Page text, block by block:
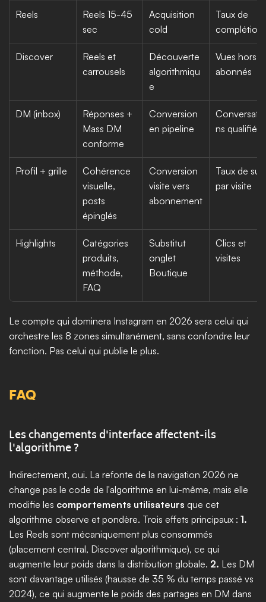
Reels
Reels 15-45
sec
Acquisition
cold
Taux de
complétion
Discover
Reels et
carrousels
Découverte
algorithmiqu
e
Vues hors
abonnés
DM (inbox)
Réponses +
Mass DM
conforme
Conversion
en pipeline
Conversatio
ns qualifiées
Profil + grille
Cohérence
visuelle,
posts
épinglés
Conversion
visite vers
abonnement
Taux de
par visite
Highlights
Catégories
produits,
méthode,
FAQ
Substitut
onglet
Boutique
Clics et
visites
Le compte qui dominera Instagram en 2026 sera celui qui
orchestre les 8 zones simultanément, sans confondre leur
fonction. Pas celui qui publie le plus.
FAQ
Les changements d'interface affectent-ils
l'algorithme ?
Indirectement, oui. La refonte de la navigation 2026 ne
change pas le code de l'algorithme en lui-même, mais elle
modifie les comportements utilisateurs que cet
algorithme observe et pondère. Trois effets principaux : 1.
Les Reels sont mécaniquement plus consommés
(placement central, Discover algorithmique), ce qui
augmente leur poids dans la distribution globale. 2. Les DM
sont davantage utilisés (hausse de 35 % du temps passé vs
2024), ce qui augmente le poids des partages en DM dans